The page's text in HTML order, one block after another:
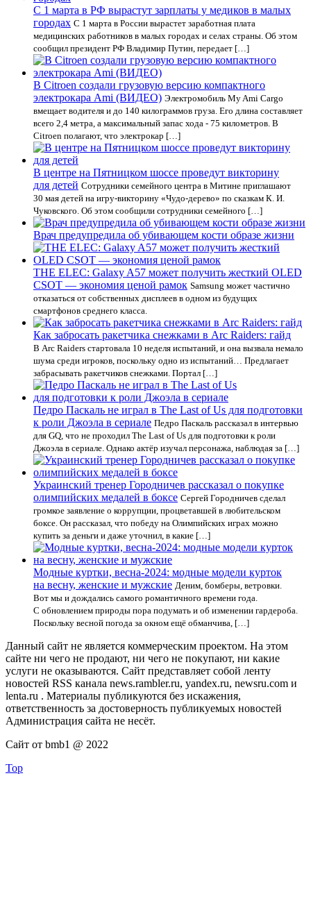
С 1 марта в РФ вырастут зарплаты у медиков в малых
городах С 1 марта в России вырастет заработная плата
медицинских работников в малых городах и селах страны. Об этом
сообщил президент РФ Владимир Путин, передает […]
В Citroen создали грузовую версию компактного
электрокара Ami (ВИДЕО) Электромобиль My Ami Cargo
вмещает водителя и до 140 килограммов груза. Его длина составляет
всего 2,4 метра, а максимальный запас хода - 75 километров. В
Citroen полагают, что электрокар […]
В центре на Пятницком шоссе проведут викторину
для детей Сотрудники семейного центра в Митине приглашают
30 мая детей на игру-викторину «Чудо-дерево» по сказкам К. И.
Чуковского. Об этом сообщили сотрудники семейного […]
Врач предупредила об убивающем кости образе жизни
THE ELEC: Galaxy A57 может получить жесткий OLED
CSOT — экономия ценой рамок Samsung может частично
отказаться от собственных дисплеев в одном из будущих
смартфонов среднего класса.
Как забросать ракетчика снежками в Arc Raiders: гайд
В Arc Raiders стартовала 10 неделя испытаний, и она вызвала немало
шума среди игроков, поскольку одно из испытаний… Предлагает
забрасывать ракетчиков снежками. Портал […]
Педро Паскаль не играл в The Last of Us для подготовки
к роли Джоэла в сериале Педро Паскаль рассказал в интервью
для GQ, что не проходил The Last of Us для подготовки к роли
Джоэла в сериале. Однако актёр изучал персонажа, наблюдая за […]
Украинский тренер Городничев рассказал о покупке
олимпийских медалей в боксе Сергей Городничев сделал
громкое заявление о коррупции, процветавшей в любительском
боксе. Он рассказал, что победу на Олимпийских играх можно
купить за деньги и даже уточнил, в какие […]
Модные куртки, весна-2024: модные модели курток
на весну, женские и мужские Деним, бомберы, ветровки.
Вот мы и дождались самого романтичного времени года.
С обновлением природы пора подумать и об изменении гардероба.
Поскольку весной погода за окном ещё обманчива, […]
Данный сайт не является коммерческим проектом. На этом
сайте ни чего не продают, ни чего не покупают, ни какие
услуги не оказываются. Сайт представляет собой ленту
новостей RSS канала news.rambler.ru, yandex.ru, newsru.com и
lenta.ru . Материалы публикуются без искажения,
ответственность за достоверность публикуемых новостей
Администрация сайта не несёт.
Сайт от bmb1 @ 2022
Top